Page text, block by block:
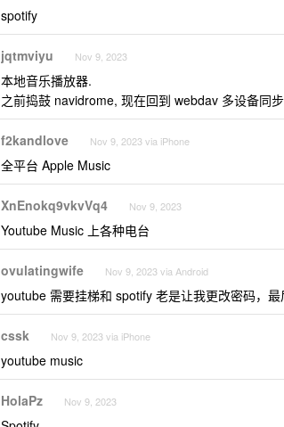
spotify
jqtmviyu Nov 9, 2023
本地音乐播放器.
之前捣鼓 navidrome, 现在回到 webdav 多设备同步
f2kandlove Nov 9, 2023 via iPhone
全平台 Apple Music
XnEnokq9vkvVq4 Nov 9, 2023
Youtube Music 上各种电台
ovulatingwife Nov 9, 2023 via Android
youtube 需要挂梯和 spotify 老是让我更改密码，
cssk Nov 9, 2023 via iPhone
youtube music
HolaPz Nov 9, 2023